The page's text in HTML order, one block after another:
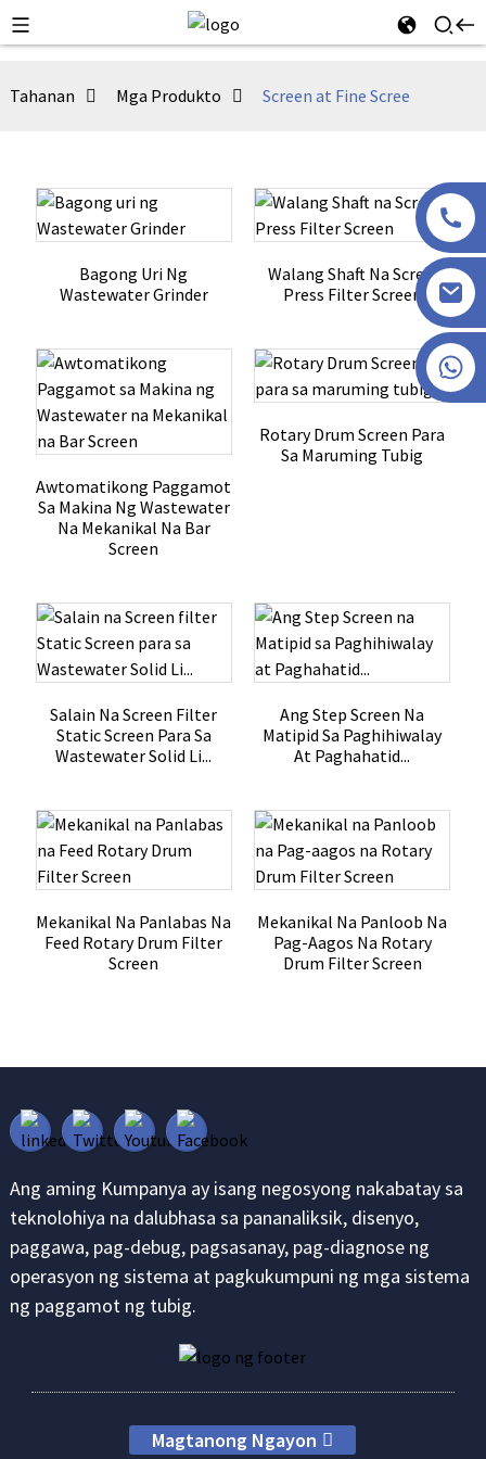
+86 13915386051
Tahanan Mga Produkto Screen at Fine Scree
Bagong Uri Ng
Wastewater Grinder
Walang Shaft Na Screw
Press Filter Screen
Awtomatikong Paggamot
Sa Makina Ng Wastewater
Na Mekanikal Na Bar
Screen
Rotary Drum Screen Para
Sa Maruming Tubig
Salain Na Screen Filter
Static Screen Para Sa
Wastewater Solid Li...
Ang Step Screen Na
Matipid Sa Paghihiwalay
At Paghahatid...
Mekanikal Na Panlabas Na
Feed Rotary Drum Filter
Screen
Mekanikal Na Panloob Na
Pag-Aagos Na Rotary
Drum Filter Screen
Ang aming Kumpanya ay isang negosyong nakabatay sa
teknolohiya na dalubhasa sa pananaliksik, disenyo,
paggawa, pag-debug, pagsasanay, pag-diagnose ng
operasyon ng sistema at pagkukumpuni ng mga sistema
ng paggamot ng tubig.
Magtanong Ngayon